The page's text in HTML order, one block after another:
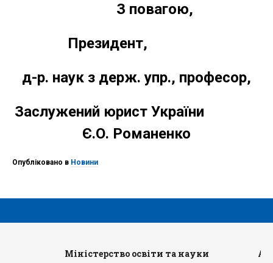
З повагою,
Президент,
д-р. наук з держ. упр., професор,
Заслужений юрист України
Є.О. Романенко
Опубліковано в Новини
Міністерство освіти та науки